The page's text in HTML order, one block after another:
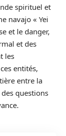
spirituel et
navajo « Yei
et le danger,
et des
les
entités,
entre la
questions